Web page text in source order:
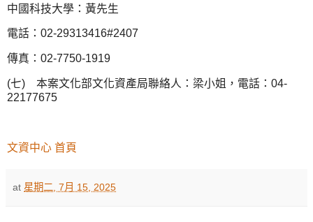
中國科技大學：黃先生
電話：02-29313416#2407
傳真：02-7750-1919
(七) 本案文化部文化資產局聯絡人：梁小姐，電話：04-
22177675
文資中心 首頁
at 星期二, 7月 15, 2025